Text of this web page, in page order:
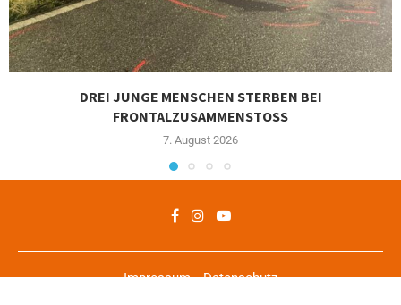
DREI JUNGE MENSCHEN STERBEN BEI
FRONTALZUSAMMENSTOSS
7. August 2026
Impressum Datenschutz